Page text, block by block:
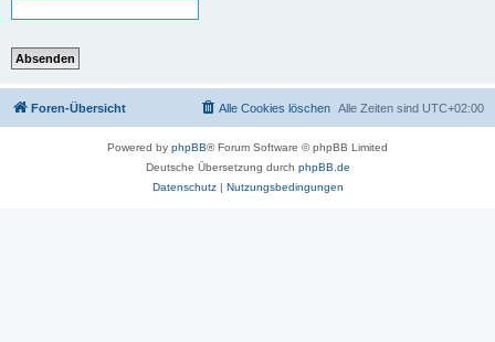
Foren-Übersicht Alle Zeiten sind UTC+02:00
Alle Cookies löschen
Powered by phpBB® Forum Software © phpBB Limited
Deutsche Übersetzung durch phpBB.de
Datenschutz| Nutzungsbedingungen